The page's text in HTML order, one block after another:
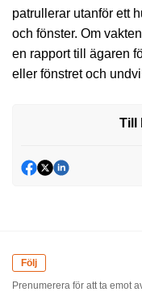
patrullerar utanför ett
och fönster. Om
en rapport till ägaren
eller fönstret och
Till
Följ
Prenumerera för att ta emot